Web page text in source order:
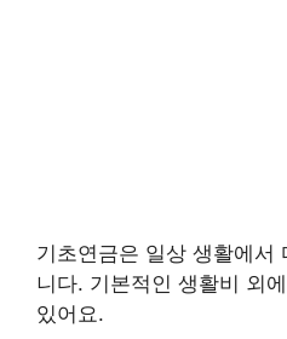
기초연금은 일상 생활에서
니다. 기본적인 생활비 외
있어요.